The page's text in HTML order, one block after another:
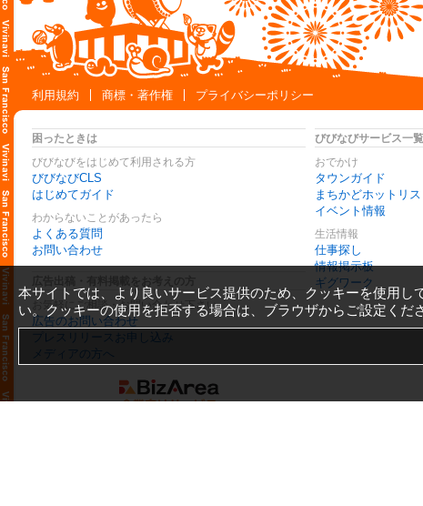
利用規約
商標・著作権 プライバシーポリシー
困ったときは
びびなびをはじめて利用される方
びびなびCLS
はじめてガイド
わからないことがあったら
よくある質問
お問い合わせ
お気軽にご相談・お問い合わせ下さい
広告のお問い合わせ
プレスリリースお申し込み
メディアの方へ
びびなびサービス一覧
おでかけ
タウンガイド
まちかどホットリス
イベント情報
生活情報
仕事探し
情報掲示板
ギグワーク
本サイトでは、より良いサービス提供のため、クッキーを使用し
い。クッキーの使用を拒否する場合は、ブラウザからご設定くだ